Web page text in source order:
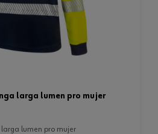
larga lumen pro mujer
larga lumen pro mujer